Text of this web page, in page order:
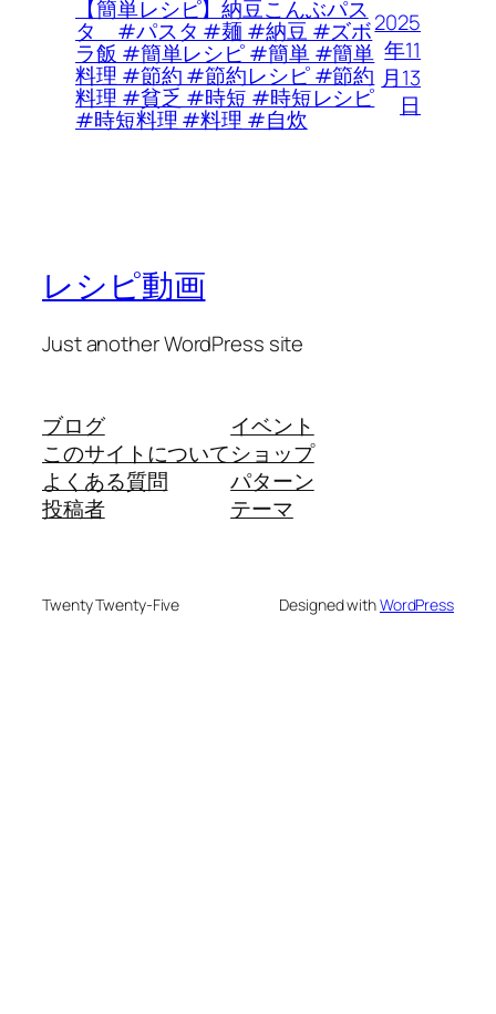
【簡単レシピ】納豆こんぶパス
タ #パスタ #麺 #納豆 #ズボ
ラ飯 #簡単レシピ #簡単 #簡単
料理 #節約 #節約レシピ #節約
料理 #貧乏 #時短 #時短レシピ
#時短料理 #料理 #自炊
2025
年11
月13
日
レシピ動画
Just another WordPress site
ブログ
このサイトについて
よくある質問
投稿者
イベント
ショップ
パターン
テーマ
Twenty Twenty-Five Designed withWordPress